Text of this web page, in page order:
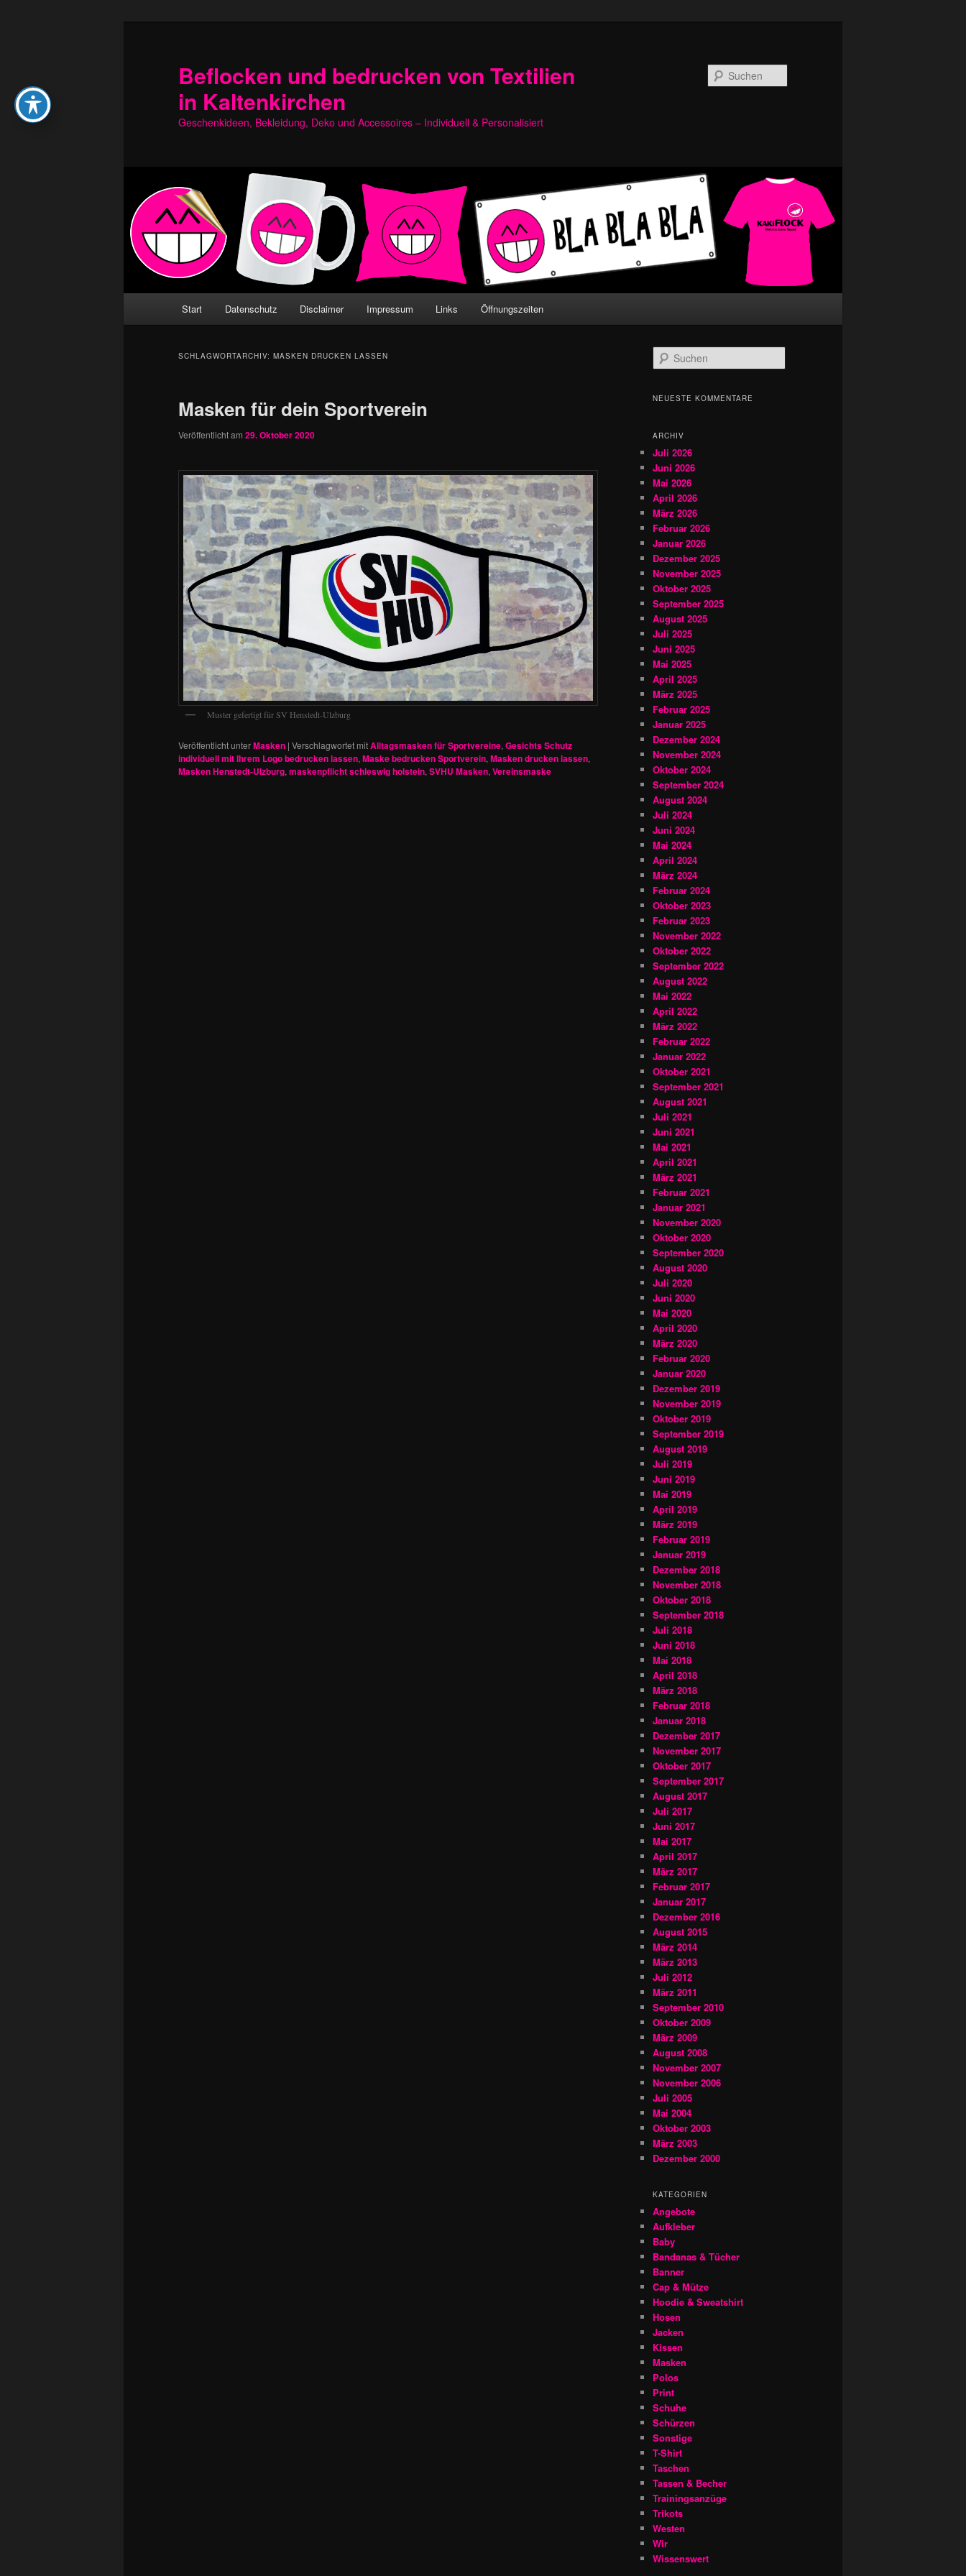
Beflocken und bedrucken von Textilien
in Kaltenkirchen
Geschenkideen, Bekleidung, Deko und Accessoires – Individuell & Personalisiert
Start Datenschutz Disclaimer Impressum Links Öffnungszeiten
SCHLAGWORTARCHIV: MASKEN DRUCKEN LASSEN
Masken für dein Sportverein
Veröffentlicht am 29. Oktober 2020
Muster gefertigt für SV Henstedt-Ulzburg
Veröffentlicht unterMasken | Verschlagwortet mitAlltagsmasken für Sportvereine, Gesichts Schutz
individuell mit Ihrem Logo bedrucken lassen, Maske bedrucken Sportverein, Masken drucken lassen,
Masken Henstedt-Ulzburg, maskenpflicht schleswig holstein, SVHU Masken, Vereinsmaske
u
h
NEUESTE KOMMENTARE
ARCHIV
Juli 2026
Juni 2026
Mai 2026
April 2026
März 2026
Februar 2026
Januar 2026
Dezember 2025
November 2025
Oktober 2025
September 2025
August 2025
Juli 2025
Juni 2025
Mai 2025
April 2025
März 2025
Februar 2025
Januar 2025
Dezember 2024
November 2024
Oktober 2024
September 2024
August 2024
Juli 2024
Juni 2024
Mai 2024
April 2024
März 2024
Februar 2024
Oktober 2023
Februar 2023
November 2022
Oktober 2022
September 2022
August 2022
Mai 2022
April 2022
März 2022
Februar 2022
Januar 2022
Oktober 2021
September 2021
August 2021
Juli 2021
Juni 2021
Mai 2021
April 2021
März 2021
Februar 2021
Januar 2021
November 2020
Oktober 2020
September 2020
August 2020
Juli 2020
Juni 2020
Mai 2020
April 2020
März 2020
Februar 2020
Januar 2020
Dezember 2019
November 2019
Oktober 2019
September 2019
August 2019
Juli 2019
Juni 2019
Mai 2019
April 2019
März 2019
Februar 2019
Januar 2019
Dezember 2018
November 2018
Oktober 2018
September 2018
Juli 2018
Juni 2018
Mai 2018
April 2018
März 2018
Februar 2018
Januar 2018
Dezember 2017
November 2017
Oktober 2017
September 2017
August 2017
Juli 2017
Juni 2017
Mai 2017
April 2017
März 2017
Februar 2017
Januar 2017
Dezember 2016
August 2015
März 2014
März 2013
Juli 2012
März 2011
September 2010
Oktober 2009
März 2009
August 2008
November 2007
November 2006
Juli 2005
Mai 2004
Oktober 2003
März 2003
Dezember 2000
KATEGORIEN
Angebote
Aufkleber
Baby
Bandanas & Tücher
Banner
Cap & Mütze
Hoodie & Sweatshirt
Hosen
Jacken
Kissen
Masken
Polos
Print
Schuhe
Schürzen
Sonstige
T-Shirt
Taschen
Tassen & Becher
Trainingsanzüge
Trikots
Westen
Wir
Wissenswert